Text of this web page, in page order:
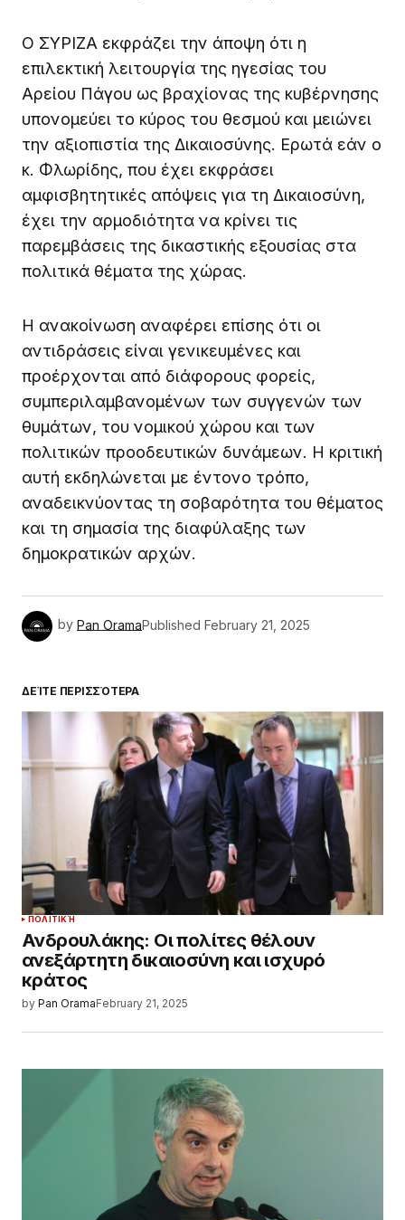
Ο ΣΥΡΙΖΑ εκφράζει την άποψη ότι η
επιλεκτική λειτουργία της ηγεσίας του
Αρείου Πάγου ως βραχίονας της κυβέρνησης
υπονομεύει το κύρος του θεσμού και μειώνει
την αξιοπιστία της Δικαιοσύνης. Ερωτά εάν ο
κ. Φλωρίδης, που έχει εκφράσει
αμφισβητητικές απόψεις για τη Δικαιοσύνη,
έχει την αρμοδιότητα να κρίνει τις
παρεμβάσεις της δικαστικής εξουσίας στα
πολιτικά θέματα της χώρας.
Η ανακοίνωση αναφέρει επίσης ότι οι
αντιδράσεις είναι γενικευμένες και
προέρχονται από διάφορους φορείς,
συμπεριλαμβανομένων των συγγενών των
θυμάτων, του νομικού χώρου και των
πολιτικών προοδευτικών δυνάμεων. Η κριτική
αυτή εκδηλώνεται με έντονο τρόπο,
αναδεικνύοντας τη σοβαρότητα του θέματος
και τη σημασία της διαφύλαξης των
δημοκρατικών αρχών.
by Pan OramaPublished February 21, 2025
ΔΕΊΤΕ ΠΕΡΙΣΣΌΤΕΡΑ
ΠΟΛΙΤΙΚΉ
Ανδρουλάκης: Οι πολίτες θέλουν
ανεξάρτητη δικαιοσύνη και ισχυρό
κράτος
by Pan OramaFebruary 21, 2025